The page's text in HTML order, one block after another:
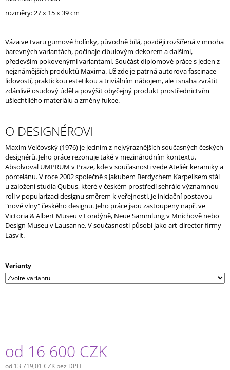
rozměry: 27 x 15 x 39 cm
Váza ve tvaru gumové holínky, původně bílá, později rozšířená v mnoha
barevných variantách, počínaje cibulovým dekorem a dalšími,
především pokovenými variantami. Součást diplomové práce s jeden z
nejznámějších produktů Maxima. Už zde je patrná autorova fascinace
lidovostí, praktickou estetikou a triviálním nábojem, ale i snaha zvrátit
zdánlivě osudový úděl a povýšit obyčejný produkt prostřednictvím
ušlechtilého materiálu a změny fukce.
O DESIGNÉROVI
Maxim Velčovský (1976) je jedním z nejvýraznějších současných českých
designérů. Jeho práce rezonuje také v mezinárodním kontextu.
Absolvoval UMPRUM v Praze, kde v současnosti vede Ateliér keramiky a
porcelánu. V roce 2002 společně s Jakubem Berdychem Karpelisem stál
u založení studia Qubus, které v českém prostředí sehrálo významnou
roli v popularizaci designu směrem k veřejnosti. Je iniciační postavou
"nové vlny" českého designu. Jeho práce jsou zastoupeny např. ve
Victoria & Albert Museu v Londýně, Neue Sammlung v Mnichově nebo
Design Museu v Lausanne. V současnosti působí jako art-director firmy
Lasvit.
Varianty
od 16 600 CZK
od 13 719,01 CZK bez DPH
J
E
E
FAST
COLLECTION
/
BEER
CUP